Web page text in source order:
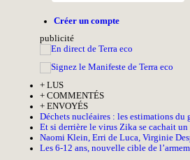
Créer un compte
publicité
+ LUS
+ COMMENTÉS
+ ENVOYÉS
Déchets nucléaires : les estimations du
Et si derrière le virus Zika se cachait un
Naomi Klein, Erri de Luca, Virginie
Les 6-12 ans, nouvelle cible de